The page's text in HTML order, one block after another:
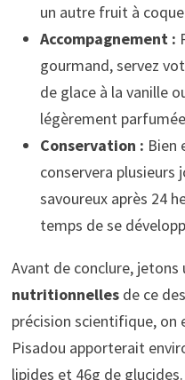
un autre fruit à
Accompagnement :
gourmand, servez
de glace à la vanille
légèrement
Conservation : Bien
conservera plusieurs
savoureux après 24
temps de se
Avant de conclure,
nutritionnellesde ce
précision scientifique, on
Pisadou apporterait
lipides et 46g de